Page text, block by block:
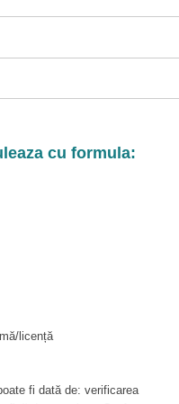
cu formula:
licență
fi dată de: verificarea